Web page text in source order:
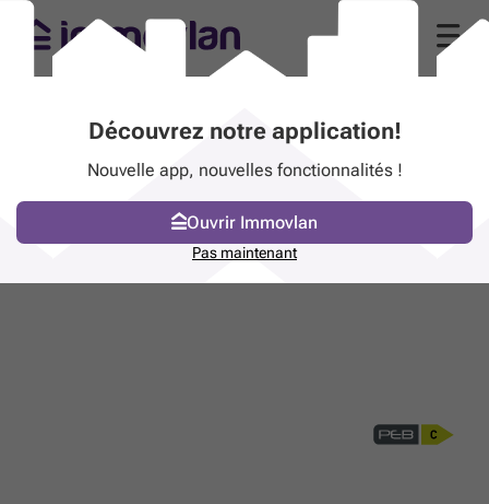
Découvrez notre application!
Nouvelle app, nouvelles fonctionnalités !
Ouvrir Immovlan
Pas maintenant